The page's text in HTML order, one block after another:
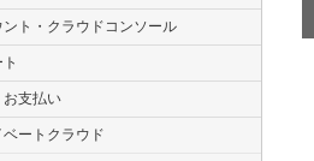
ント・クラウドコンソール
お支払い
ベートクラウド